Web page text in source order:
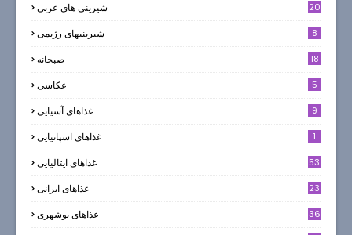
شیرینی های عربی 20
شیرینیهای رژیمی 8
صبحانه 18
عکاسی 5
غذاهای آسیایی 9
غذاهای اسپانیایی 1
غذاهای ایتالیایی 53
غذاهای ایرانی 23
غذاهای بوشهری 36